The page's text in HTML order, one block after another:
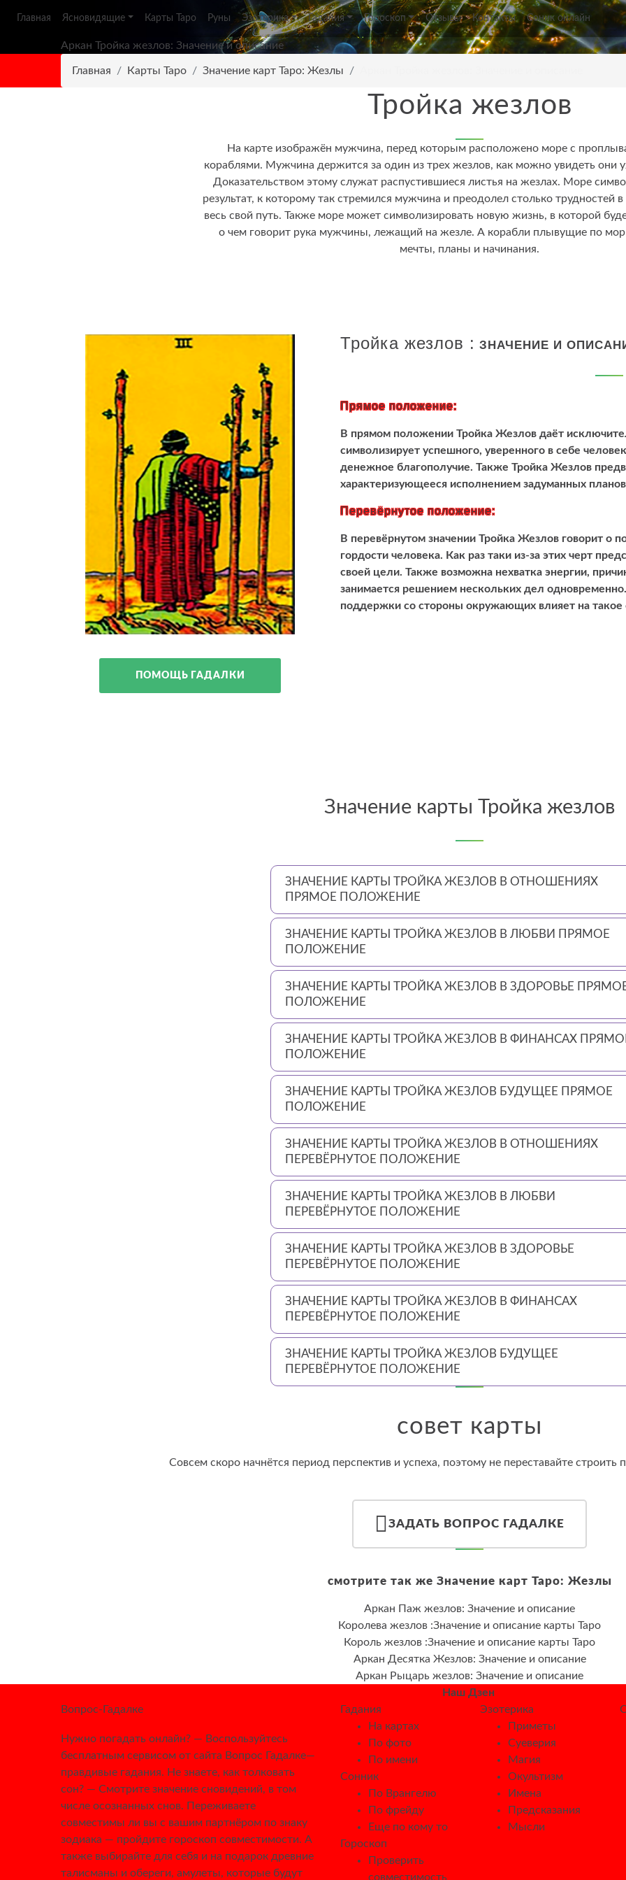
Главная Ясновидящие Карты Таро Руны Эзотерика Гадания Гороскоп Отзывы Контакты Соник онлайн
Аркан Тройка жезлов: Значение и описание
Главная Карты Таро Значение карт Таро: Жезлы
Тройка жезлов
На карте изображён мужчина, перед которым расположено море с
кораблями. Мужчина держится за один из трех жезлов, как можно увидеть они
Доказательством этому служат распустившиеся листья на жезлах. Море
результат, к которому так стремился мужчина и преодолел столько трудностей
весь свой путь. Также море может символизировать новую жизнь, в которой
о чем говорит рука мужчины, лежащий на жезле. А корабли плывущие по
мечты, планы и начинания.
ПОМОЩЬ ГАДАЛКИ
Тройка жезлов : ЗНАЧЕНИЕ И
Прямое положение:
В прямом положении Тройка Жезлов даёт
символизирует успешного, уверенного в себе
денежное благополучие. Также Тройка Жезлов
характеризующееся исполнением задуманных
Перевёрнутое положение:
В перевёрнутом значении Тройка Жезлов говорит о
гордости человека. Как раз таки из-за этих черт
своей цели. Также возможна нехватка энергии,
занимается решением нескольких дел
поддержки со стороны окружающих влияет на такое
Значение карты Тройка жезлов
ЗНАЧЕНИЕ КАРТЫ ТРОЙКА ЖЕЗЛОВ В ОТНОШЕНИЯХ
ПРЯМОЕ ПОЛОЖЕНИЕ
ЗНАЧЕНИЕ КАРТЫ ТРОЙКА ЖЕЗЛОВ В ЛЮБВИ ПРЯМОЕ
ПОЛОЖЕНИЕ
ЗНАЧЕНИЕ КАРТЫ ТРОЙКА ЖЕЗЛОВ В ЗДОРОВЬЕ
ПОЛОЖЕНИЕ
ЗНАЧЕНИЕ КАРТЫ ТРОЙКА ЖЕЗЛОВ В ФИНАНСАХ
ПОЛОЖЕНИЕ
ЗНАЧЕНИЕ КАРТЫ ТРОЙКА ЖЕЗЛОВ БУДУЩЕЕ ПРЯМОЕ
ПОЛОЖЕНИЕ
ЗНАЧЕНИЕ КАРТЫ ТРОЙКА ЖЕЗЛОВ В ОТНОШЕНИЯХ
ПЕРЕВЁРНУТОЕ ПОЛОЖЕНИЕ
ЗНАЧЕНИЕ КАРТЫ ТРОЙКА ЖЕЗЛОВ В ЛЮБВИ
ПЕРЕВЁРНУТОЕ ПОЛОЖЕНИЕ
ЗНАЧЕНИЕ КАРТЫ ТРОЙКА ЖЕЗЛОВ В ЗДОРОВЬЕ
ПЕРЕВЁРНУТОЕ ПОЛОЖЕНИЕ
ЗНАЧЕНИЕ КАРТЫ ТРОЙКА ЖЕЗЛОВ В ФИНАНСАХ
ПЕРЕВЁРНУТОЕ ПОЛОЖЕНИЕ
ЗНАЧЕНИЕ КАРТЫ ТРОЙКА ЖЕЗЛОВ БУДУЩЕЕ
ПЕРЕВЁРНУТОЕ ПОЛОЖЕНИЕ
совет карты
Совсем скоро начнётся период перспектив и успеха, поэтому не переставайте строить
ЗАДАТЬ ВОПРОС ГАДАЛКЕ
смотрите так же Значение карт Таро: Жезлы
Аркан Паж жезлов: Значение и описание
Королева жезлов :Значение и описание карты Таро
Король жезлов :Значение и описание карты Таро
Аркан Десятка Жезлов: Значение и описание
Аркан Рыцарь жезлов: Значение и описание
Наш Дзен
Вопрос-Гадалке
Нужно погадать онлайн? — Воспользуйтесь
бесплатным сервисом от сайта Вопрос Гадалке—
правдивые гадания. Не знаете, как толковать
сон? — Смотрите значение сновидений, в том
числе осознанных снов. Переживаете
совместимы ли вы с вашим партнёром по знаку
зодиака — пройдите гороскоп совместимости. А
также выбирайте для себя и на подарок древние
талисманы и обереги, амулеты, которые будут
Гадания
На картах
По фото
По имени
Сонник
По Врангелю
По фрейду
Еще по кому то
Гороскоп
Проверить
совместимость
Эзотерика
Приметы
Суеверия
Магия
Окультизм
Имена
Предсказания
Мысли